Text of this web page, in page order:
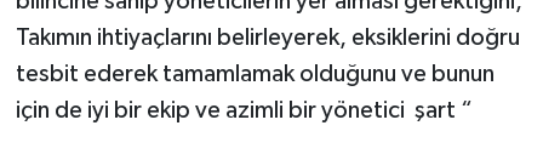
Takımın ihtiyaçlarını belirleyerek, eksiklerini doğru
tesbit ederek tamamlamak olduğunu ve bunun
için de iyi bir ekip ve azimli bir yönetici şart “